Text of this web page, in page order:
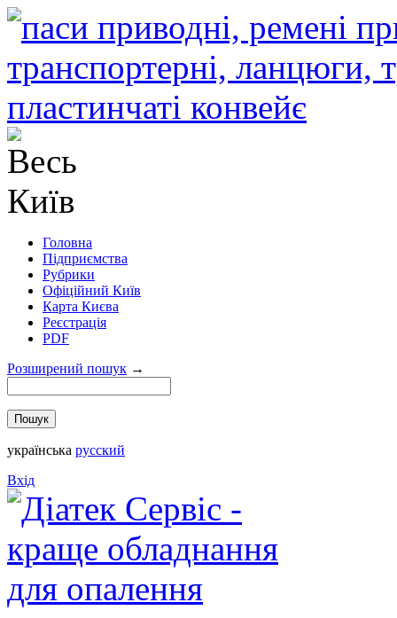
Головна
Підприємства
Рубрики
Офіційний Київ
Карта Києва
Реєстрація
PDF
Розширений пошук →
українська русский
Вхід